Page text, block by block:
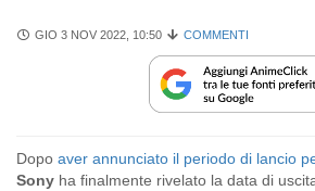
GIO 3 NOV 2022, 10:50 COMMENTI
Dopo aver annunciato il periodo di lancio
Sony ha finalmente rivelato la data di